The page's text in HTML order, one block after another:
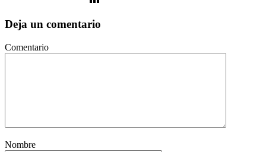
Deja un comentario
Comentario
Nombre